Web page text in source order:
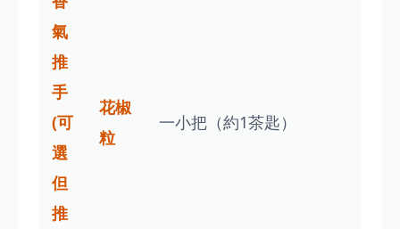
氣
推
手
(可
選
但
推
花椒
粒
一小把（約1茶匙）